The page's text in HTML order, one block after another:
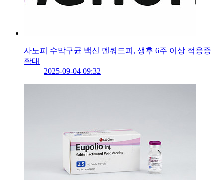
사노피 수막구균 백신 멘쿼드피, 생후 6주 이상 적응증
확대
2025-09-04 09:32